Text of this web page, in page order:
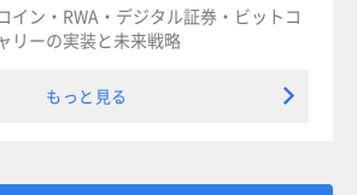
イン・RWA・デジタル証券・ビットコ
リーの実装と未来戦略
もっと見る